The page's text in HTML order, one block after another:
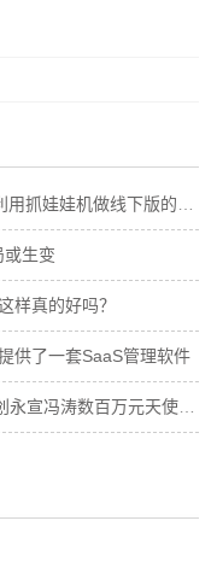
生变
样真的好吗？
供了一套SaaS管理软件